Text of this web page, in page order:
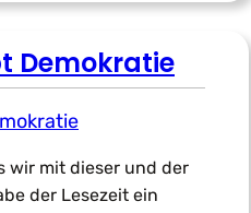
Demokratie
wir mit dieser und der
der Lesezeit ein